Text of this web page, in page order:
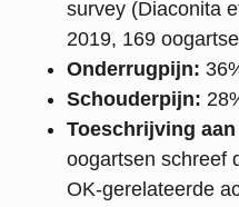
survey (Diaconita
2019, 169
Onderrugpijn:
Schouderpijn:
Toeschrijving aan
oogartsen schreef
OK-gerelateerde